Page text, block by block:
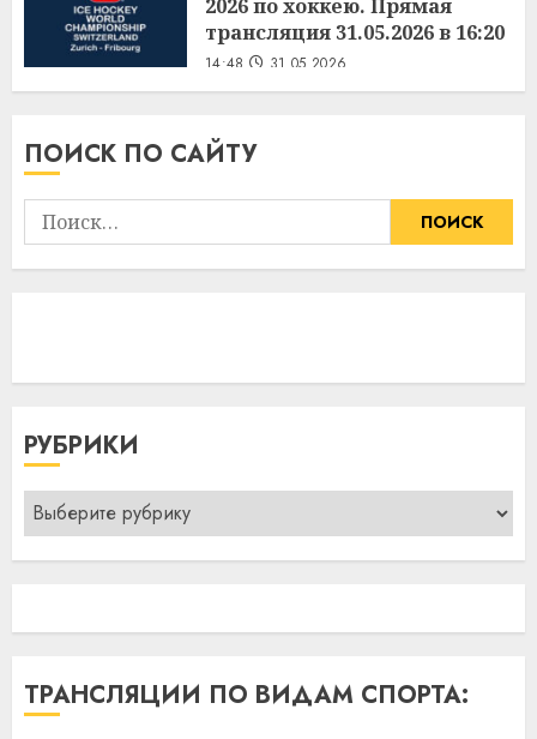
2026 по хоккею. Прямая
трансляция 31.05.2026 в 16:20
14:48 31.05.2026
ПОИСК ПО САЙТУ
Найти:
РУБРИКИ
Рубрики
ТРАНСЛЯЦИИ ПО ВИДАМ СПОРТА: